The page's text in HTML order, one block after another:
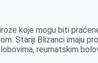
koje mogu biti
Stariji Blizanci imaju
reumatskim